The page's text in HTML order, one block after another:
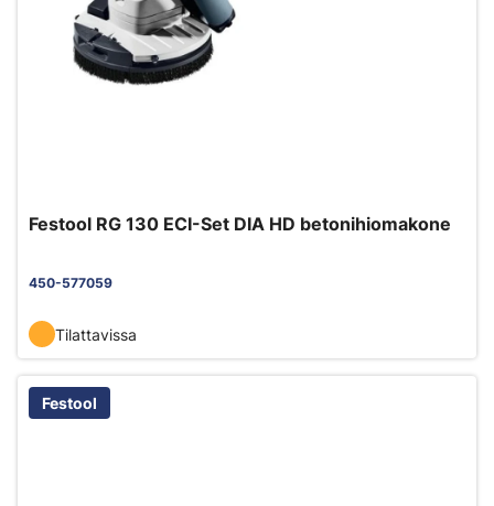
Festool RG 130 ECI-Set DIA HD betonihiomakone
450-577059
Tilattavissa
Festool